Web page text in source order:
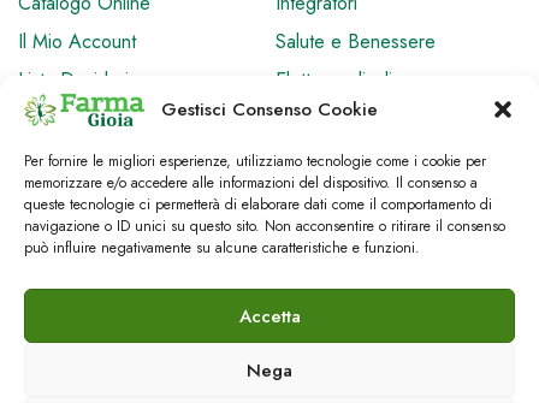
Gestisci Consenso Cookie
Per fornire le migliori esperienze, utilizziamo tecnologie come i cookie per
memorizzare e/o accedere alle informazioni del dispositivo. Il consenso a
queste tecnologie ci permetterà di elaborare dati come il comportamento di
navigazione o ID unici su questo sito. Non acconsentire o ritirare il consenso
può influire negativamente su alcune caratteristiche e funzioni.
Accetta
Nega
Il Mio Account
Lista Desideri
Cookie Policy
Privacy Policy
Salute e Benessere
Elettromedicali
© FarmaGioia.it, Benessere Natura Parafarmacia, p.iva
03505670830
Via Cristoforo Colombo 54, 98066 Patti (ME)
Sviluppato da Romano Santi Divisione Tecnologica